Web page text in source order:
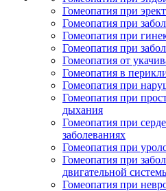
Гомеопатия при
Гомеопатия при
Гомеопатия при
Гомеопатия при
Гомеопатия от
Гомеопатия в
Гомеопатия при
Гомеопатия при
дыхания
Гомеопатия при
заболеваниях
Гомеопатия при
Гомеопатия при
двигательной
Гомеопатия при